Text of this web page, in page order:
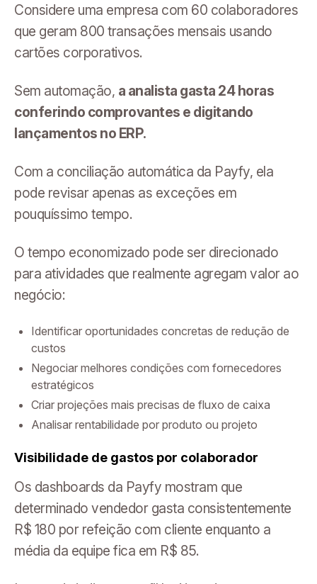
Considere uma empresa com 60 colaboradores
que geram 800 transações mensais usando
cartões corporativos.
Sem automação, a analista gasta 24 horas
conferindo comprovantes e digitando
lançamentos no ERP.
Com a conciliação automática da Payfy, ela
pode revisar apenas as exceções em
pouquíssimo tempo.
O tempo economizado pode ser direcionado
para atividades que realmente agregam valor ao
negócio:
Identificar oportunidades concretas de redução de
custos
Negociar melhores condições com fornecedores
estratégicos
Criar projeções mais precisas de fluxo de caixa
Analisar rentabilidade por produto ou projeto
Visibilidade de gastos por colaborador
Os dashboards da Payfy mostram que
determinado vendedor gasta consistentemente
R$ 180 por refeição com cliente enquanto a
média da equipe fica em R$ 85.